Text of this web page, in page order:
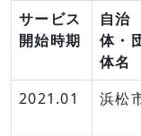
サービス
開始時期
自治
体・
体名
2021.01 浜松